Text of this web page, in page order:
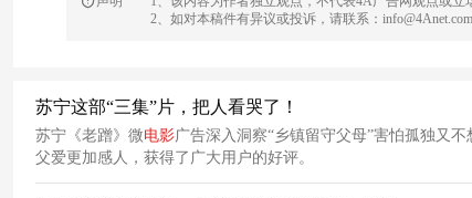
2、如对本稿件有异议或投诉，请联系：info@4Anet.com
苏宁这部“三集”片，把人看哭了！
苏宁《老蹭》微电影广告深入洞察“乡镇留守父母”害怕孤独又
父爱更加感人，获得了广大用户的好评。